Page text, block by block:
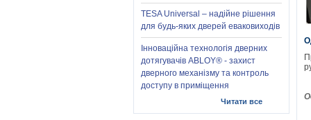
TESA Universal – надійне рішення
для будь-яких дверей еваковиходів
Інноваційна технологія дверних
дотягувачів ABLOY® - захист
дверного механізму та контроль
доступу в приміщення
Читати все